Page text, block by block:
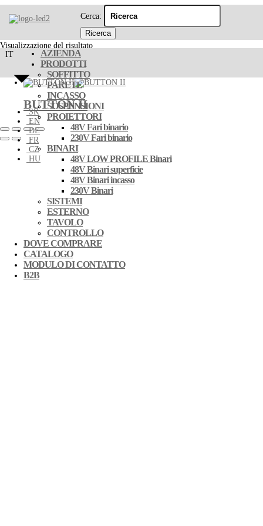
Cerca:
IT
SK
EN
DE
FR
CZ
HU
AZIENDA
PRODOTTI
SOFFITTO
PARETE
INCASSO
SOSPENSIONI
PROIETTORI
48V Fari binario
230V Fari binario
BINARI
48V LOW PROFILE Binari
48V Binari superficie
48V Binari incasso
230V Binari
SISTEMI
ESTERNO
TAVOLO
CONTROLLO
DOVE COMPRARE
CATALOGO
MODULO DI CONTATTO
B2B
button ii
Visualizzazione del risultato
BUTTON II